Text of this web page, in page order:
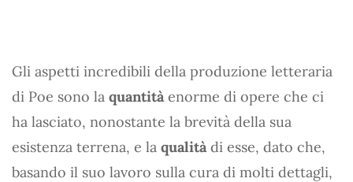
Gli aspetti incredibili della produzione letteraria
di Poe sono la quantità enorme di opere che ci
ha lasciato, nonostante la brevità della sua
esistenza terrena, e la qualità di esse, dato che,
basando il suo lavoro sulla cura di molti dettagli,